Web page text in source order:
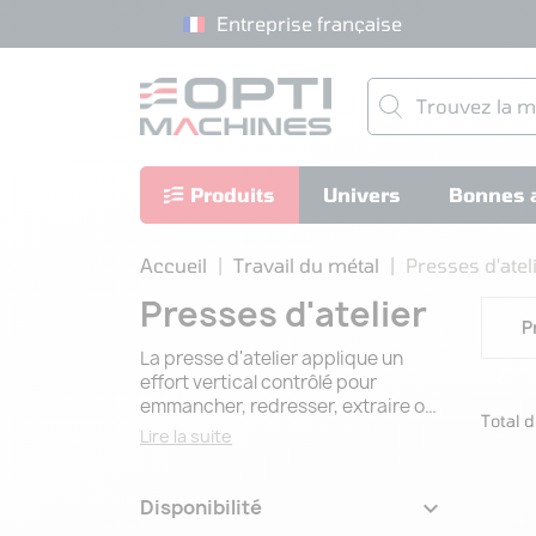
Entreprise française
Produits Univers Bonnes
Accueil Travail du métal Presses
Presses d'atelier
La presse d'atelier applique un
effort vertical contrôlé pour
emmancher, redresser, extraire ou
assembler des pièces métalliques.
C'est la machine qui sort un
silentbloc de triangle, redresse un
arbre voilé, ajuste une bague au
Lire la suite
Disponibilité 
Total